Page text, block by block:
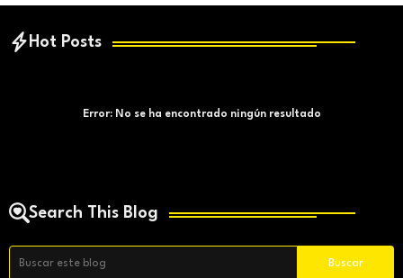
Hot Posts
Error:No se ha encontrado ningún resultado
Search This Blog